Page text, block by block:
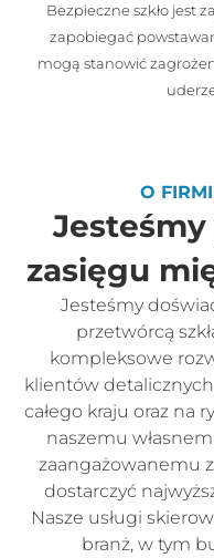
Bezpieczne szkło jest
zapobiegać
mogą stanowić
O
zasięgu
Jesteśmy
przetwórcą
kompleksowe
klientów
całego kraju oraz na
naszemu
zaangażowanemu
dostarczyć
Nasze usługi
branż, w tym